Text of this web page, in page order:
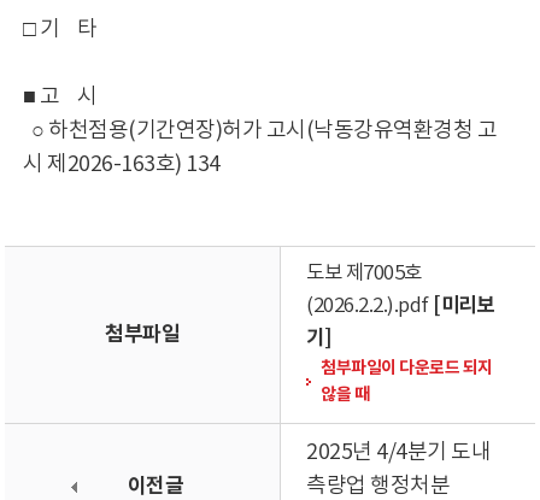
□ 기 타
■ 고 시
○ 하천점용(기간연장)허가 고시(낙동강유역환경청 고
시 제2026-163호) 134
첨부파일
도보 제7005호
(2026.2.2.).pdf [미리보
기]
첨부파일이 다운로드 되지
않을 때
이전글
2025년 4/4분기 도내
측량업 행정처분